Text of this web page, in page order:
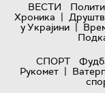
ВЕСТИ
Хроника |
у Украјини |
СПОРТ
Рукомет |